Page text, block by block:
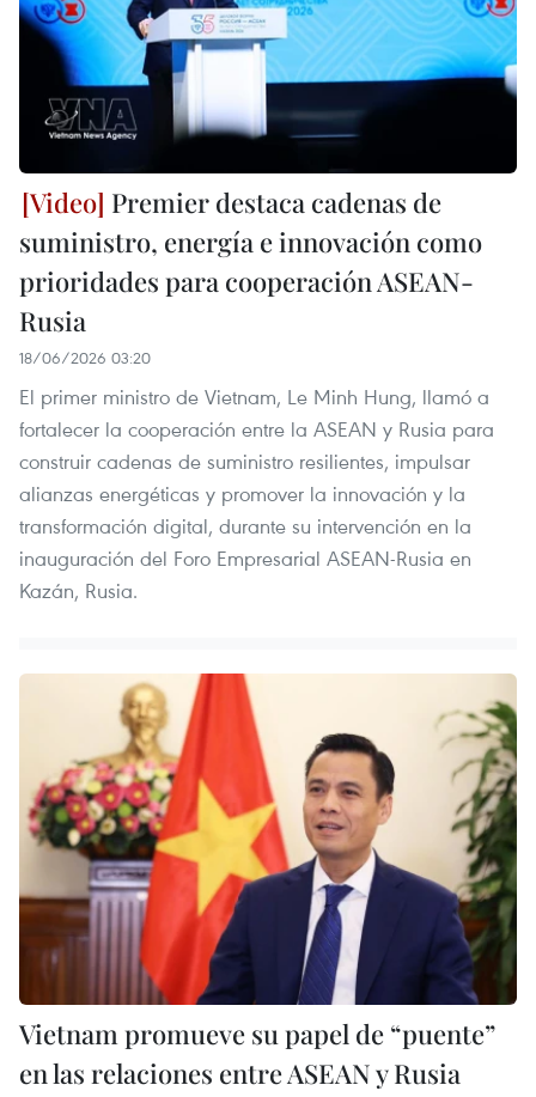
Premier destaca cadenas de
suministro, energía e innovación como
prioridades para cooperación ASEAN-
Rusia
18/06/2026 03:20
El primer ministro de Vietnam, Le Minh Hung, llamó a
fortalecer la cooperación entre la ASEAN y Rusia para
construir cadenas de suministro resilientes, impulsar
alianzas energéticas y promover la innovación y la
transformación digital, durante su intervención en la
inauguración del Foro Empresarial ASEAN-Rusia en
Kazán, Rusia.
Vietnam promueve su papel de “puente”
en las relaciones entre ASEAN y Rusia